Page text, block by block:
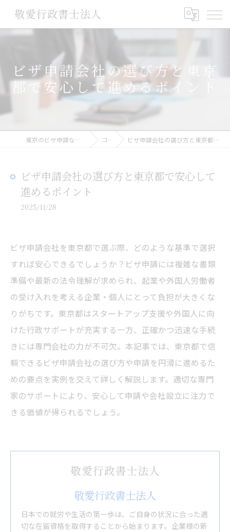
ビザ申請会社の選び方と東京
都で安心して進めるポイント
東京のビザ申請なら敬愛行政書士法人 コラム ビザ申請会社の選び方と東京都で安心して進めるポイント
ビザ申請会社の選び方と東京都で安心して
進めるポイント
2025/11/28
ビザ申請会社を東京都で選ぶ際、どのような基準で選択
すれば安心できるでしょうか？ビザ申請には複雑な書類
準備や最新の法令理解が求められ、起業や外国人労働者
の受け入れを考える企業・個人にとって負担が大きくな
りがちです。東京都はスタートアップ支援や外国人に向
けた行政サポートが充実する一方、正確かつ迅速な手続
きには専門会社の力が不可欠。本記事では、東京都で信
頼できるビザ申請会社の選び方や申請を円滑に進めるた
めの要点を実例を交えて詳しく解説します。適切な専門
家のサポートにより、安心して申請や会社設立に注力で
きる価値が得られるでしょう。
敬愛行政書士法人
日本での就労や生活の第一歩は、ご自身の状況に合った適
切な在留資格を取得することから始まります。企業様の新